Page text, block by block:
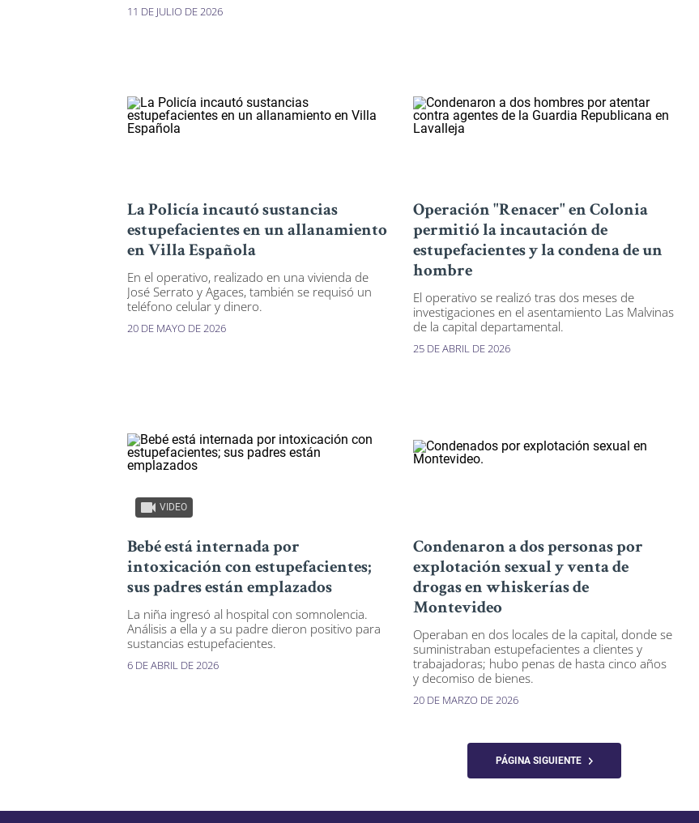
11 DE JULIO DE 2026
La Policía incautó sustancias
estupefacientes en un allanamiento
en Villa Española
En el operativo, realizado en una vivienda de
José Serrato y Agaces, también se requisó un
teléfono celular y dinero.
20 DE MAYO DE 2026
Operación "Renacer" en Colonia
permitió la incautación de
estupefacientes y la condena de un
hombre
El operativo se realizó tras dos meses de
investigaciones en el asentamiento Las Malvinas
de la capital departamental.
25 DE ABRIL DE 2026
VIDEO
Bebé está internada por
intoxicación con estupefacientes;
sus padres están emplazados
La niña ingresó al hospital con somnolencia.
Análisis a ella y a su padre dieron positivo para
sustancias estupefacientes.
6 DE ABRIL DE 2026
Condenaron a dos personas por
explotación sexual y venta de
drogas en whiskerías de
Montevideo
Operaban en dos locales de la capital, donde se
suministraban estupefacientes a clientes y
trabajadoras; hubo penas de hasta cinco años
y decomiso de bienes.
20 DE MARZO DE 2026
PÁGINA SIGUIENTE